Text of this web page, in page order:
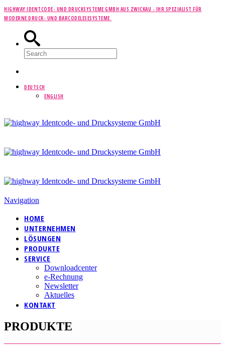
HIGHWAY IDENTCODE- UND DRUCKSYSTEME GMBH AUS ZWICKAU - IHR SPEZIALIST FÜR
MODERNE DRUCK- UND BARCODELESESYSTEME.
DEUTSCH
ENGLISH
Navigation
HOME
UNTERNEHMEN
LÖSUNGEN
PRODUKTE
SERVICE
Downloadcenter
e-Rechnung
Newsletter
Aktuelles
KONTAKT
PRODUKTE